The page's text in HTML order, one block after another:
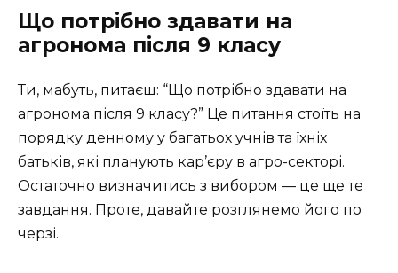
Що потрібно здавати на
агронома після 9 класу
Ти, мабуть, питаєш: “Що потрібно здавати на
агронома після 9 класу?” Це питання стоїть на
порядку денному у багатьох учнів та їхніх
батьків, які планують кар’єру в агро-секторі.
Остаточно визначитись з вибором — це ще те
завдання. Проте, давайте розглянемо його по
черзі.